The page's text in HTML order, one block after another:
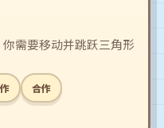
需要移动并跳跃三角形
合作